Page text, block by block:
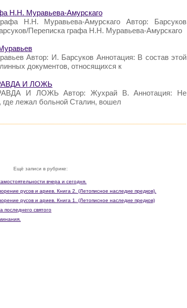
Н.Н. Муравьева-Амурскаго
Н.Н. Муравьева-Амурскаго Автор: Барсуков
Переписка графа Н.Н. Муравьева-Амурскаго
Автор: И. Барсуков Аннотация: В состав этой
документов, относящихся к
И ЛОЖЬ
И ЛОЖЬ Автор: Жухрай В. Аннотация: Не
где лежал больной Сталин, вошел
Ещё записи в рубрике:
вчера и сегодня.
русов и ариев. Книга 2. (Летописное наследие предков).
русов и ариев. Книга 1. (Летописное наследие предков)
святого